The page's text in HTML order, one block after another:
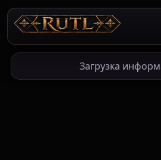
Загрузка